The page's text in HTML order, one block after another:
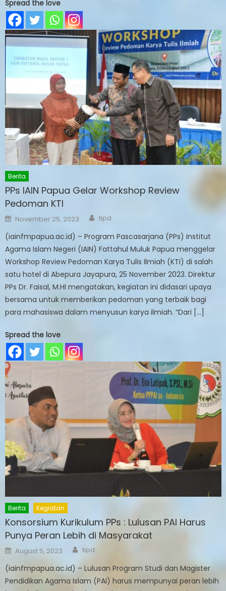
Spread the love
Berita
PPs IAIN Papua Gelar Workshop Review
Pedoman KTI
Posted
on
November 25, 2023 Author
tipd
(iainfmpapua.ac.id) – Program Pascasarjana (PPs) Institut
Agama Islam Negeri (IAIN) Fattahul Muluk Papua menggelar
Workshop Review Pedoman Karya Tulis Ilmiah (KTI) di salah
satu hotel di Abepura Jayapura, 25 November 2023. Direktur
PPs Dr. Faisal, M.HI mengatakan, kegiatan ini didasari upaya
bersama untuk memberikan pedoman yang terbaik bagi
para mahasiswa dalam menyusun karya ilmiah. “Dari […]
Spread the love
Berita Kegiatan
Konsorsium Kurikulum PPs : Lulusan PAI Harus
Punya Peran Lebih di Masyarakat
Posted
on
August 5, 2023 Author
tipd
(iainfmpapua.ac.id) – Lulusan Program Studi dan Magister
Pendidikan Agama Islam (PAI) harus mempunyai peran lebih